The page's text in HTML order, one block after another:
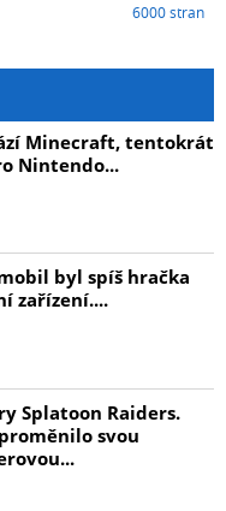
6000 stran
Minecraft, tentokrát
Nintendo...
byl spíš hračka
zařízení....
Splatoon Raiders.
svou